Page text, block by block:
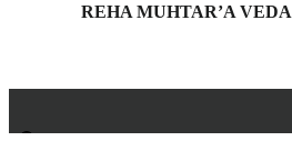
REHA MUHTAR’A VEDA